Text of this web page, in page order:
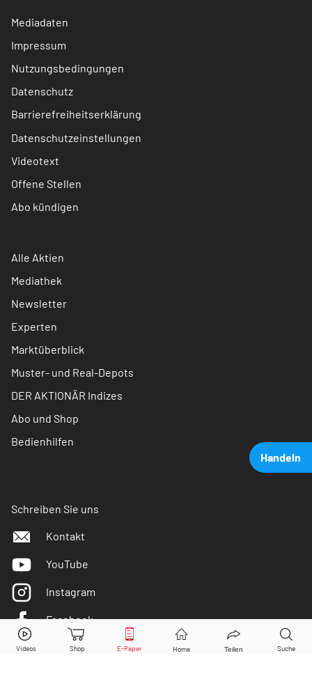
Handeln
Microsoft Aktie jetzt handeln?
Mediadaten
Impressum
Nutzungsbedingungen
Datenschutz
Barrierefreiheitserklärung
Datenschutzeinstellungen
Videotext
Offene Stellen
Abo kündigen
Alle Aktien
Mediathek
Newsletter
Experten
Marktüberblick
Muster- und Real-Depots
DER AKTIONÄR Indizes
Abo und Shop
Bedienhilfen
Schreiben Sie uns
Kontakt
YouTube
Instagram
Facebook
Twitter